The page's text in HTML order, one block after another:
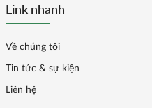
Link nhanh
Về chúng tôi
Tin tức & sự kiện
Liên hệ